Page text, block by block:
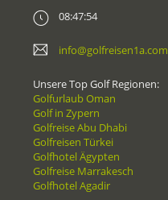
08:47:54
info@golfreisen1a.com
Unsere Top Golf Regionen:
Golfurlaub Oman
Golf in Zypern
Golfreise Abu Dhabi
Golfreisen Türkei
Golfhotel Ägypten
Golfreise Marrakesch
Golfhotel Agadir